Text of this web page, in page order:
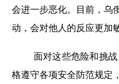
会进一步恶化。目前，乌
动，会对他人的反应更加
面对这些危险和挑
格遵守各项安全防范规定